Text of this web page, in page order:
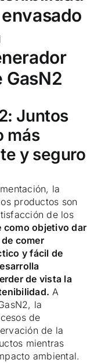
GasN2
Juntos
más
y seguro
la
productos son
de los
como objetivo dar
comer
y fácil de
de vista la
A
la
de
de la
mientras
ambiental.